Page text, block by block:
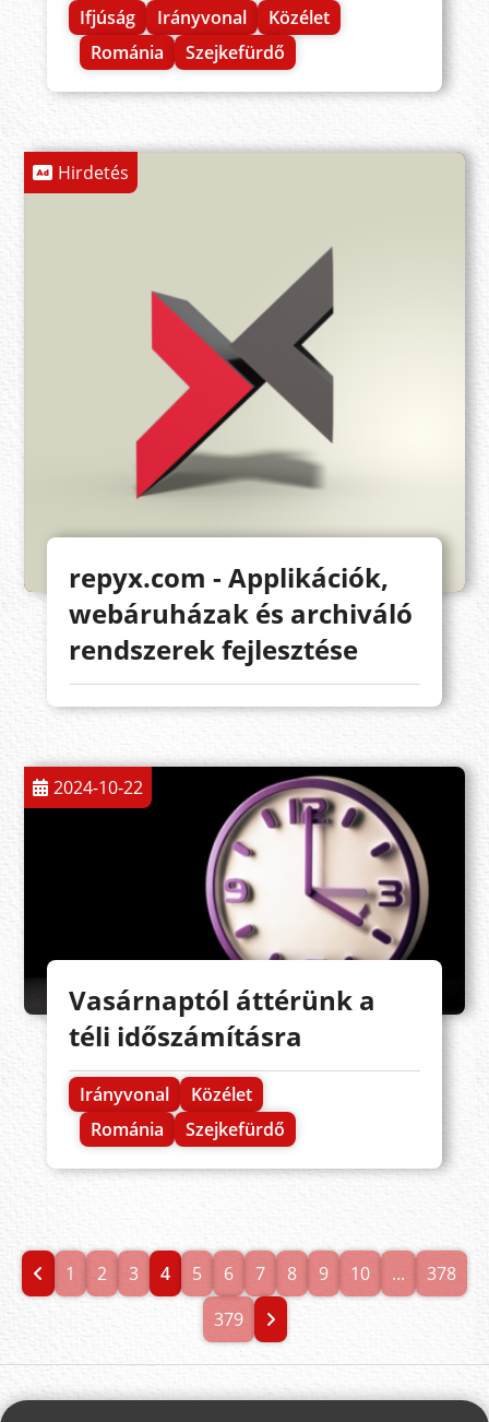
Ifjúság Irányvonal
Közélet
Románia
Szejkefürdő
Hirdetés
repyx.com - Applikációk,
webáruházak és archiváló
rendszerek fejlesztése
2024-10-22
Vasárnaptól áttérünk a
téli időszámításra
Irányvonal
Közélet
Románia
Szejkefürdő
1 2 3 4 5 6 7 8 9 10 ...
378
379